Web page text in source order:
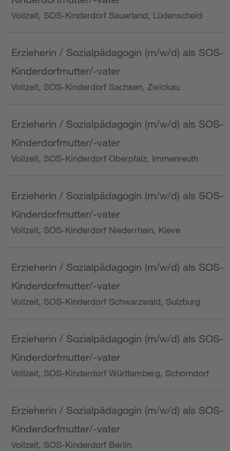
Vollzeit, SOS-Kinderdorf Sauerland, Lüdenscheid
Erzieherin / Sozialpädagogin (m/w/d) als SOS-
Kinderdorfmutter/-vater
Vollzeit, SOS-Kinderdorf Sachsen, Zwickau
Erzieherin / Sozialpädagogin (m/w/d) als SOS-
Kinderdorfmutter/-vater
Vollzeit, SOS-Kinderdorf Oberpfalz, Immenreuth
Erzieherin / Sozialpädagogin (m/w/d) als SOS-
Kinderdorfmutter/-vater
Vollzeit, SOS-Kinderdorf Niederrhein, Kleve
Erzieherin / Sozialpädagogin (m/w/d) als SOS-
Kinderdorfmutter/-vater
Vollzeit, SOS-Kinderdorf Schwarzwald, Sulzburg
Erzieherin / Sozialpädagogin (m/w/d) als SOS-
Kinderdorfmutter/-vater
Vollzeit, SOS-Kinderdorf Württemberg, Schorndorf
Erzieherin / Sozialpädagogin (m/w/d) als SOS-
Kinderdorfmutter/-vater
Vollzeit, SOS-Kinderdorf Berlin